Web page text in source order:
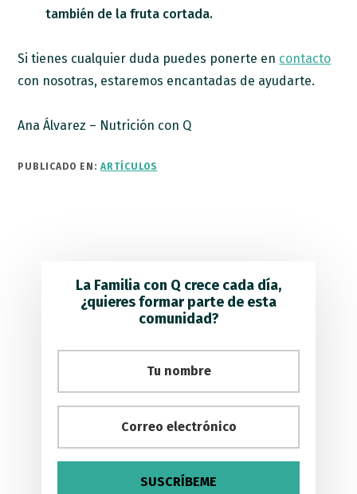
también de la fruta cortada.
Si tienes cualquier duda puedes ponerte en contacto
con nosotras, estaremos encantadas de ayudarte.
Ana Álvarez – Nutrición con Q
PUBLICADO EN: ARTÍCULOS
La Familia con Q crece cada día,
¿quieres formar parte de esta
comunidad?